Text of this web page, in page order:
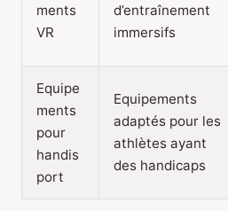
ments
VR
d’entraînement
immersifs
Equipe
ments
pour
handis
port
Equipements
adaptés pour les
athlètes ayant
des handicaps